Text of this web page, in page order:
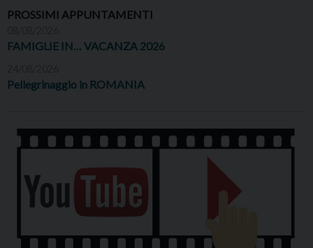
PROSSIMI APPUNTAMENTI
FAMIGLIE IN… VACANZA 2026
Pellegrinaggio in ROMANIA